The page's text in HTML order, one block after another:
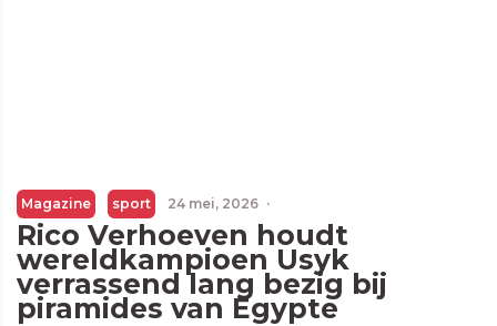
Magazine sport 24 mei, 2026 ·
Rico Verhoeven houdt
wereldkampioen Usyk
verrassend lang bezig bij
piramides van Egypte